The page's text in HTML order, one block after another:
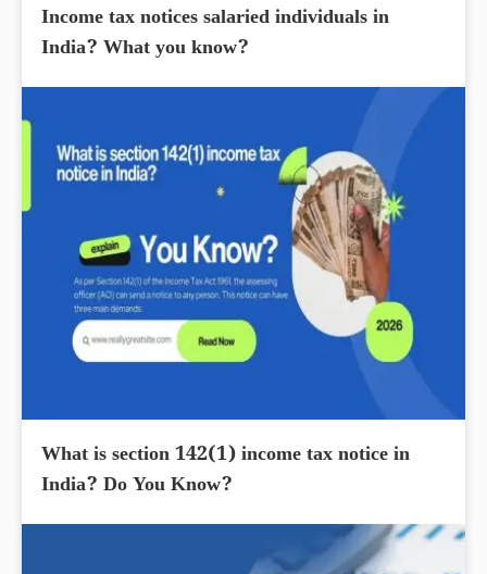
Income tax notices salaried individuals in
India? What you know?
What is section 142(1) income tax notice in
India? Do You Know?